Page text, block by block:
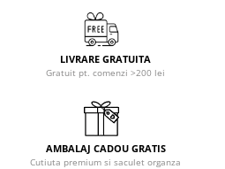
LIVRARE GRATUITA
Gratuit pt. comenzi >200 lei
AMBALAJ CADOU GRATIS
Cutiuta premium si saculet organza